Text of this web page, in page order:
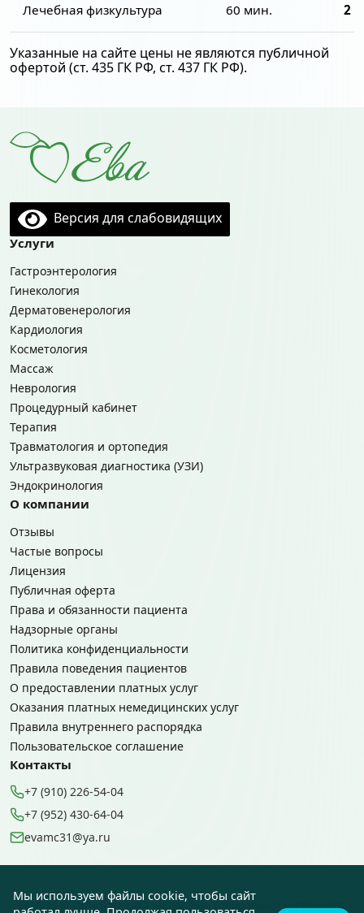
Лечебная физкультура 60 мин. 2
Указанные на сайте цены не являются публичной
офертой (ст. 435 ГК РФ, cт. 437 ГК РФ).
Версия для слабовидящих
Услуги
Гастроэнтерология
Гинекология
Дерматовенерология
Кардиология
Косметология
Массаж
Неврология
Процедурный кабинет
Терапия
Травматология и ортопедия
Ультразвуковая диагностика (УЗИ)
Эндокринология
О компании
Отзывы
Частые вопросы
Лицензия
Публичная оферта
Права и обязанности пациента
Надзорные органы
Политика конфиденциальности
Правила поведения пациентов
О предоставлении платных услуг
Оказания платных немедицинских услуг
Правила внутреннего распорядка
Пользовательское соглашение
Контакты
+7 (910) 226-54-04
+7 (952) 430-64-04
evamc31@ya.ru
ЕваМед © 2026, Все права защищены, копирование материалов
Мы используем файлы cookie, чтобы сайт